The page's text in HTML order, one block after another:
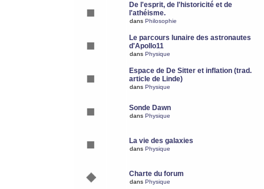
De l'esprit, de l'historicité et de
l'athéisme.
dans Philosophie
Le parcours lunaire des astronautes
d'Apollo11
dans Physique
Espace de De Sitter et inflation (trad.
article de Linde)
dans Physique
Sonde Dawn
dans Physique
La vie des galaxies
dans Physique
Charte du forum
dans Physique